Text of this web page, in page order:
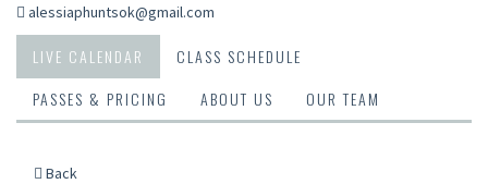
alessiaphuntsok@gmail.com
LIVE CALENDAR
CLASS SCHEDULE
PASSES & PRICING
ABOUT US OUR TEAM
Back